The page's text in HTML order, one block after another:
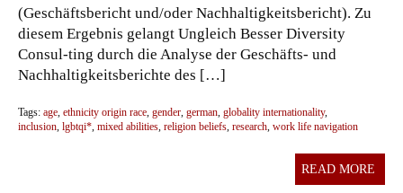
(Geschäftsbericht und/oder Nachhaltigkeitsbericht). Zu
diesem Ergebnis gelangt Ungleich Besser Diversity
Consul-ting durch die Analyse der Geschäfts- und
Nachhaltigkeitsberichte des […]
Tags: age, ethnicity origin race, gender, german, globality internationality,
inclusion, lgbtqi*, mixed abilities, religion beliefs, research, work life navigation
READ MORE